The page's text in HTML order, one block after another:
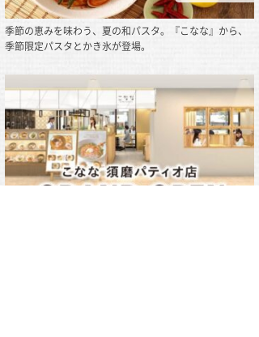
季節の恵みを味わう、夏の和パスタ。『こなな』から、
季節限定パスタとかき氷が登場。